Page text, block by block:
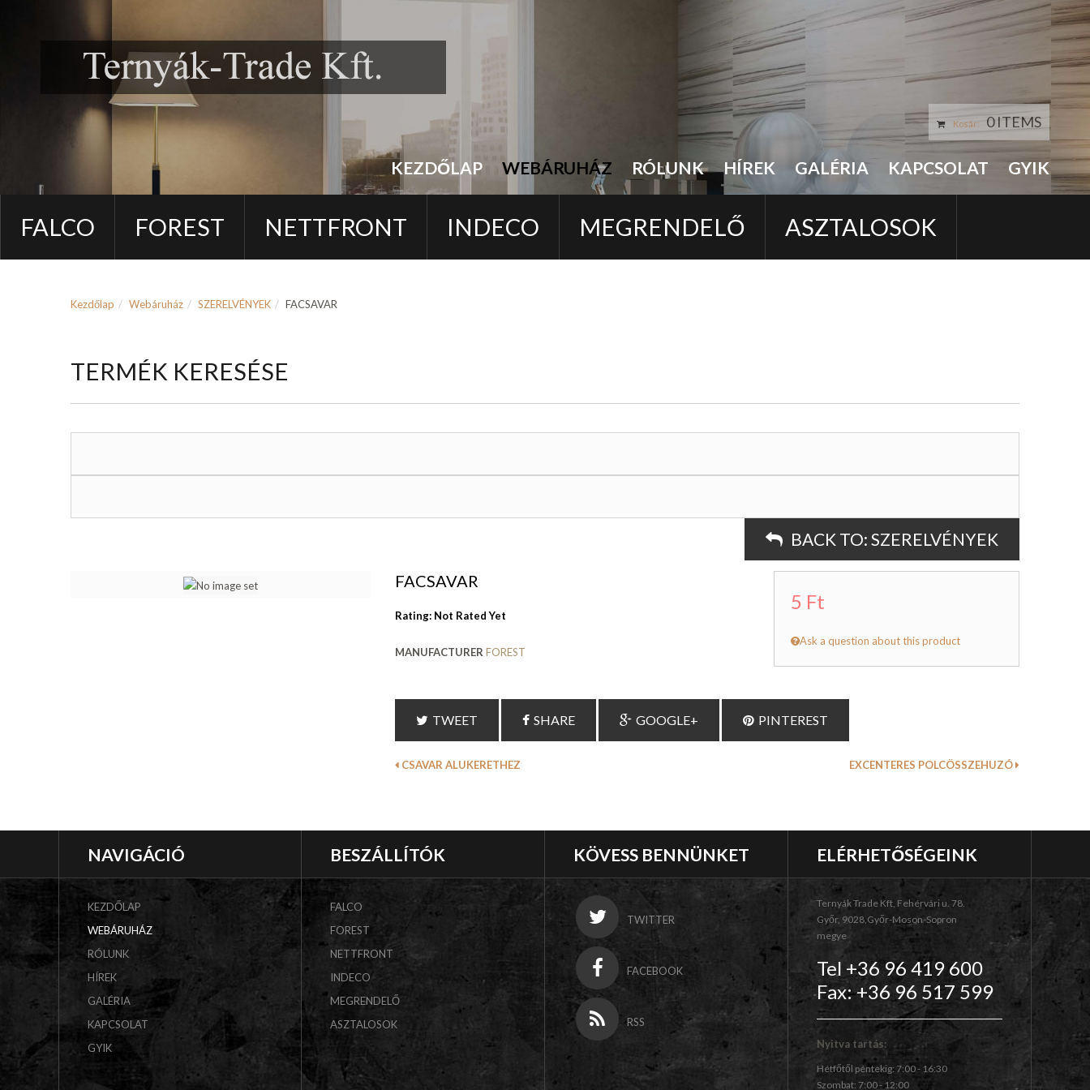
KEZDŐLAP WEBÁRUHÁZ RÓLUNK HÍREK GALÉRIA KAPCSOLAT GYIK
Kosár: 0 ITEMS
FALCO FOREST NETTFRONT INDECO MEGRENDELŐ ASZTALOSOK
Kezdőlap Webáruház SZERELVÉNYEK FACSAVAR
TERMÉK KERESÉSE
BACK TO: SZERELVÉNYEK
FACSAVAR
Rating: Not Rated Yet
MANUFACTURER FOREST
5 Ft
Ask a question about this product
TWEET SHARE GOOGLE+ PINTEREST
CSAVAR ALUKERETHEZ EXCENTERES POLCÖSSZEHUZÓ
NAVIGÁCIÓ
KEZDŐLAP
WEBÁRUHÁZ
RÓLUNK
HÍREK
GALÉRIA
KAPCSOLAT
GYIK
BESZÁLLÍTÓK
FALCO
FOREST
NETTFRONT
INDECO
MEGRENDELŐ
ASZTALOSOK
KÖVESS BENNÜNKET
TWITTER
FACEBOOK
RSS
ELÉRHETŐSÉGEINK
Ternyák Trade Kft, Fehérvári u. 78.
Győr, 9028,Győr-Moson-Sopron
megye
Tel +36 96 419 600
Fax: +36 96 517 599
Nyitva tartás:
Hétfőtől péntekig: 7:00 - 16:30
Szombat: 7:00 - 12:00